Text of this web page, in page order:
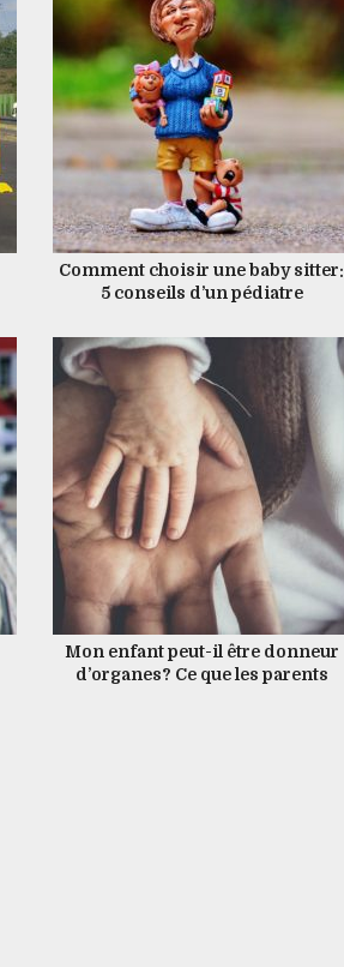
Comment choisir une baby sitter:
5 conseils d’un pédiatre
Mon enfant peut-il être donneur
d’organes? Ce que les parents